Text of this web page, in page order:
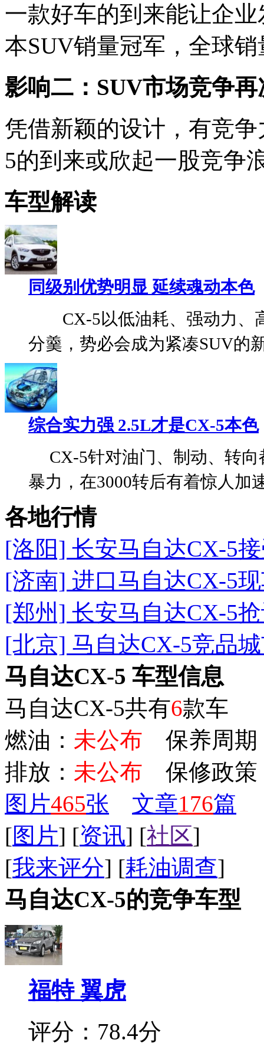
一款好车的到来能让企
本SUV销量冠军，全球
影响二：SUV市场竞争
凭借新颖的设计，有竞
5的到来或欣起一股竞争
车型解读
同级别优势明显 延续魂动本色
CX-5以低油耗、强动力、
分羹，势必会成为紧凑SUV的
综合实力强 2.5L才是CX-5本色
CX-5针对油门、制动、转向
暴力，在3000转后有着惊人加
各地行情
[洛阳] 长安马自达CX-5
[济南] 进口马自达CX-5
[郑州] 长安马自达CX-5
[北京] 马自达CX-5竞品
马自达CX-5 车型信息
马自达CX-5共有6款车
燃油： 未公布 保养周期
排放： 未公布 保修政策
图片465张 文章176篇
[图片] [资讯] [社区]
[我来评分] [耗油调查]
马自达CX-5的竞争车型
福特 翼虎
评分：78.4分